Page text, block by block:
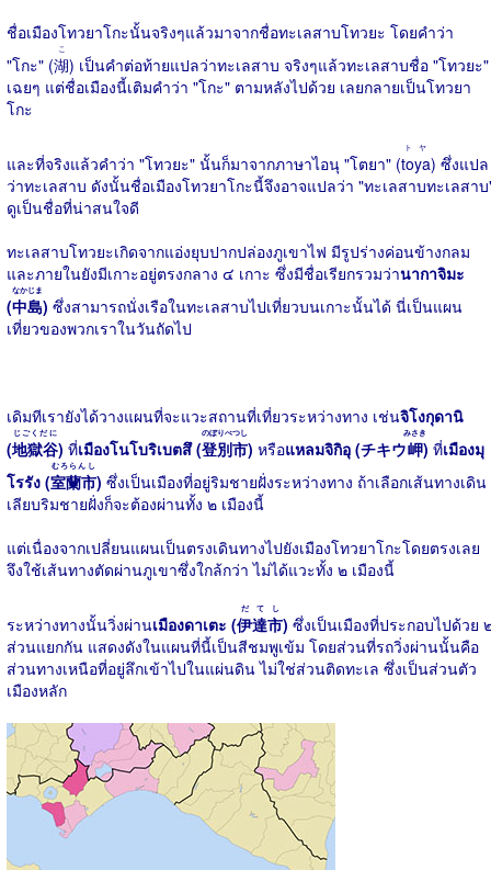
ชื่อเมืองโทวยาโกะนั้นจริงๆแล้วมาจากชื่อทะเลสาบโทวยะ โดยคำว่า
"โกะ" (湖
こ
) เป็นคำต่อท้ายแปลว่าทะเลสาบ จริงๆแล้วทะเลสาบชื่อ "โทวยะ"
เฉยๆ แต่ชื่อเมืองนี้เติมคำว่า "โกะ" ตามหลังไปด้วย เลยกลายเป็นโทวยา
โกะ
และที่จริงแล้วคำว่า "โทวยะ" นั้นก็มาจากภาษาไอนุ "โตยา" (toya
トヤ
) ซึ่งแปล
ว่าทะเลสาบ ดังนั้นชื่อเมืองโทวยาโกะนี้จึงอาจแปลว่า "ทะเลสาบทะเลสา
ดูเป็นชื่อที่น่าสนใจดี
ทะเลสาบโทวยะเกิดจากแอ่งยุบปากปล่องภูเขาไฟ มีรูปร่างค่อนข้างกลม
และภายในยังมีเกาะอยู่ตรงกลาง ๔ เกาะ ซึ่งมีชื่อเรียกรวมว่านากาจิมะ
(中島
なかじま
) ซึ่งสามารถนั่งเรือในทะเลสาบไปเที่ยวบนเกาะนั้นได้ นี่เป็นแผน
เที่ยวของพวกเราในวันถัดไป
เดิมทีเรายังได้วางแผนที่จะแวะสถานที่เที่ยวระหว่างทาง เช่นจิโงกุดานิ
(地獄谷
じごくだに
) ที่เมืองโนโบริเบตสึ (登別市
のぼりべつし
) หรือแหลมจิกิอุ (チキウ岬
みさき
) ที่เมืองมุ
โรรัง (室蘭市
むろらんし
) ซึ่งเป็นเมืองที่อยู่ริมชายฝั่งระหว่างทาง ถ้าเลือกเส้นทางเดิน
เลียบริมชายฝั่งก็จะต้องผ่านทั้ง ๒ เมืองนี้
แต่เนื่องจากเปลี่ยนแผนเป็นตรงเดินทางไปยังเมืองโทวยาโกะโดยตรงเลย
จึงใช้เส้นทางตัดผ่านภูเขาซึ่งใกล้กว่า ไม่ได้แวะทั้ง ๒ เมืองนี้
ระหว่างทางนั้นวิ่งผ่านเมืองดาเตะ (伊達市
だてし
) ซึ่งเป็นเมืองที่ประกอบไปด้วย
ส่วนแยกกัน แสดงดังในแผนที่นี้เป็นสีชมพูเข้ม โดยส่วนที่รถวิ่งผ่านนั้นคือ
ส่วนทางเหนือที่อยู่ลึกเข้าไปในแผ่นดิน ไม่ใช่ส่วนติดทะเล ซึ่งเป็นส่วนตัว
เมืองหลัก